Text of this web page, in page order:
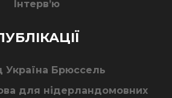
Інтерв’ю
Україна Брюссель
для нідерландомовних